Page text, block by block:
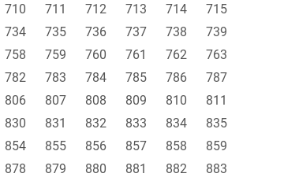
710 711 712 713 714
715
734 735 736 737 738
739
758 759 760 761 762
763
782 783 784 785 786
787
806 807 808 809 810
811
830 831 832 833 834
835
854 855 856 857 858
859
878 879 880 881 882
883